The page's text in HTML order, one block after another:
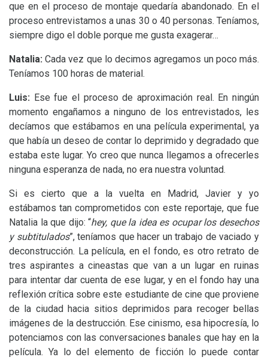
que en el proceso de montaje quedaría abandonado. En el
proceso entrevistamos a unas 30 o 40 personas. Teníamos,
siempre digo el doble porque me gusta exagerar…
Natalia: Cada vez que lo decimos agregamos un poco más.
Teníamos 100 horas de material.
Luis: Ese fue el proceso de aproximación real. En ningún
momento engañamos a ninguno de los entrevistados, les
decíamos que estábamos en una película experimental, ya
que había un deseo de contar lo deprimido y degradado que
estaba este lugar. Yo creo que nunca llegamos a ofrecerles
ninguna esperanza de nada, no era nuestra voluntad.
Si es cierto que a la vuelta en Madrid, Javier y yo
estábamos tan comprometidos con este reportaje, que fue
Natalia la que dijo: “hey, que la idea es ocupar los desechos
y subtitulados”, teníamos que hacer un trabajo de vaciado y
deconstrucción. La película, en el fondo, es otro retrato de
tres aspirantes a cineastas que van a un lugar en ruinas
para intentar dar cuenta de ese lugar, y en el fondo hay una
reflexión crítica sobre este estudiante de cine que proviene
de la ciudad hacia sitios deprimidos para recoger bellas
imágenes de la destrucción. Ese cinismo, esa hipocresía, lo
potenciamos con las conversaciones banales que hay en la
película. Ya lo del elemento de ficción lo puede contar